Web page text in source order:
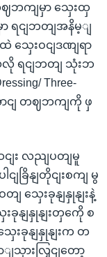
ဈဘကျမှာ သှေးထှ
ရငျဘတျအနိမ့ျ
သှေးဝငျဒဏျရာ
လို ရငျဘတျ သုံးဘ
Three-
ာငျ တဈဘကျကို ဖှ
ငျး လညျပတျမူ
ျခြိနျတိုငျးစကျ မွ
သှေးခုနျနှုနျးနဲ့
နျနှုနျးတှကေို စ
ေးခုနျနှုနျးက တ
ျသှားလြှငျတော့